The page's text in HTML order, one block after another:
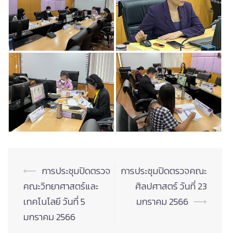
Post
navigation
⟵ การประชุมปิดตรวจ
คณะวิทยาศาสตร์และ
เทคโนโลยี วันที่ 5
มกราคม 2566
การประชุมปิดตรวจคณะ
ศิลปศาสตร์ วันที่ 23
มกราคม 2566 ⟶